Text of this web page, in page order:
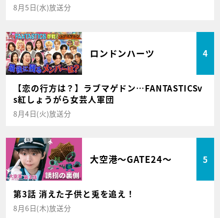
8月5日(水)放送分
ロンドンハーツ 4
【恋の行方は？】ラブマゲドン…FANTASTICSv
s紅しょうがら女芸人軍団
8月4日(火)放送分
大空港～GATE24～ 5
第3話 消えた子供と兎を追え！
8月6日(木)放送分